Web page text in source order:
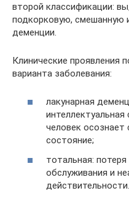
второй классификации:
подкорковую, смешанную
деменции.
Клинические проявления
варианта заболевания:
лакунарная
человек
состояние;
тотальная:
обслуживания и
действительности.